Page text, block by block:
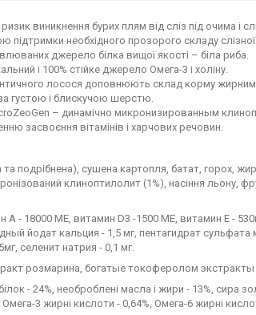
виникнення бурих плям від сліз під очима і
необхідного прозорого складу слізної
джерело білка вищої якості – біла риба.
і 100% стійке джерело Омега-3 і холіну.
лосося доповнюють склад корму
густою і блискучою шерстю.
– динамічно микронизированным
засвоєння вітамінів і харчових речовин.
та подрібнена), сушена картопля, батат, горох,
клиноптилолит (1%), насіння льону,
A - 18000 МЕ, витамин D3 -1500 МЕ, витамин E -
йодат кальция - 1,5 мг, пентагидрат сульфата
селенит натрия - 0,1 мг.
розмарина, богатые токоферолом экстракты
- 24%, необроблені масла і жири - 13%, сира
Омега-3 жирні кислоти - 0,64%, Омега-6 жирні